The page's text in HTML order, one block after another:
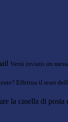
Verrà inviato un
Effettua il reset
la casella di posta